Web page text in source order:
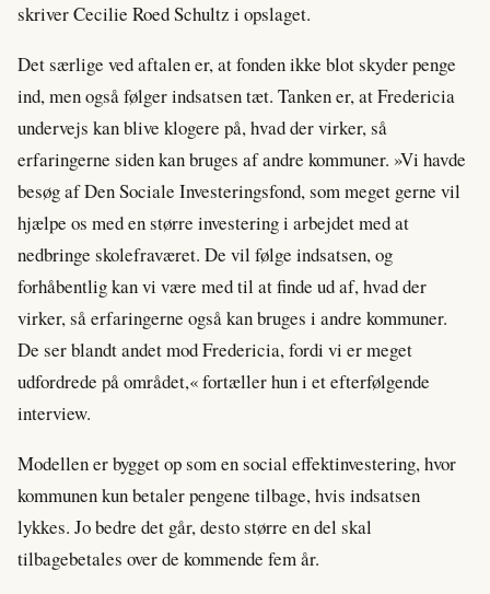
skriver Cecilie Roed Schultz i opslaget.
Det særlige ved aftalen er, at fonden ikke blot skyder penge
ind, men også følger indsatsen tæt. Tanken er, at Fredericia
undervejs kan blive klogere på, hvad der virker, så
erfaringerne siden kan bruges af andre kommuner. »Vi havde
besøg af Den Sociale Investeringsfond, som meget gerne vil
hjælpe os med en større investering i arbejdet med at
nedbringe skolefraværet. De vil følge indsatsen, og
forhåbentlig kan vi være med til at finde ud af, hvad der
virker, så erfaringerne også kan bruges i andre kommuner.
De ser blandt andet mod Fredericia, fordi vi er meget
udfordrede på området,« fortæller hun i et efterfølgende
interview.
Modellen er bygget op som en social effektinvestering, hvor
kommunen kun betaler pengene tilbage, hvis indsatsen
lykkes. Jo bedre det går, desto større en del skal
tilbagebetales over de kommende fem år.